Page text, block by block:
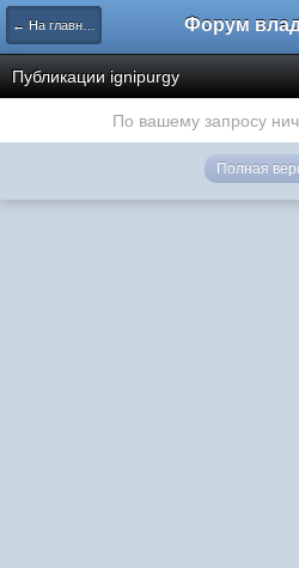
← На главную
Публикации ignipurgy
По вашему запросу
Полная